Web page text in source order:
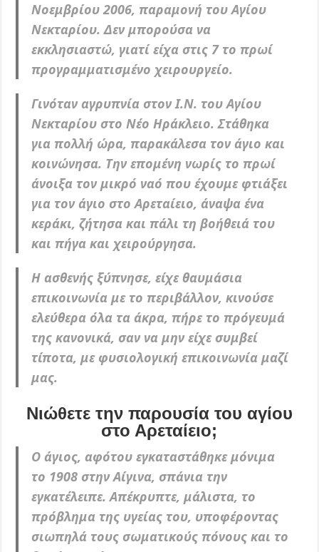
Νοεμβρίου 2006, παραμονή του Αγίου
Νεκταρίου. Δεν μπορούσα να
εκκλησιαστώ, γιατί είχα στις 7 το πρωί
προγραμματισμένο χειρουργείο.
Γινόταν αγρυπνία στον Ι.Ν. του Αγίου
Νεκταρίου στο Νέο Ηράκλειο. Στάθηκα
για πολλή ώρα, παρακάλεσα τον άγιο και
κοινώνησα. Την επομένη νωρίς το πρωί
άνοιξα τον μικρό ναό που έχουμε φτιάξει
για τον άγιο στο Αρεταίειο, άναψα ένα
κεράκι, ζήτησα και πάλι τη βοήθειά του
και πήγα και χειρούργησα.
Η ασθενής ξύπνησε, είχε θαυμάσια
επικοινωνία με το περιβάλλον, κινούσε
ελεύθερα όλα τα άκρα, πήρε το πρόγευμά
της κανονικά, σαν να μην είχε συμβεί
τίποτα, με φυσιολογική επικοινωνία μαζί
μας.
Νιώθετε την παρουσία του αγίου
στο Αρεταίειο;
Ο άγιος, αφότου εγκαταστάθηκε μόνιμα
το 1908 στην Αίγινα, σπάνια την
εγκατέλειπε. Απέκρυπτε, μάλιστα, το
πρόβλημα της υγείας του, υποφέροντας
σιωπηλά τους σωματικούς πόνους και το